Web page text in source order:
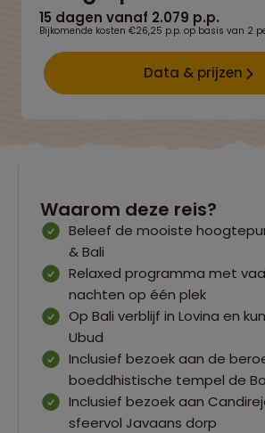
15 dagen vanaf 2.079 p.p.
Bijkomende kosten €26,25 p.p. op basis van 2
Data & prijzen
Waarom deze reis?
Beleef de mooiste
& Bali
Relaxed programma met
nachten op één plek
Op Bali verblijf in Lovina en
Ubud
Inclusief bezoek aan de
boeddhistische tempel de
Inclusief bezoek aan
sfeervol Javaans dorp